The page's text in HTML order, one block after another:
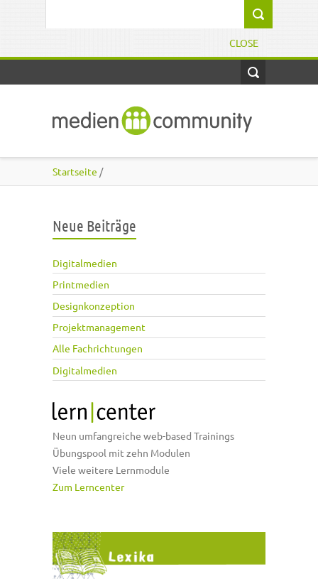
CLOSE
Startseite /
Neue Beiträge
Digitalmedien
Printmedien
Designkonzeption
Projektmanagement
Alle Fachrichtungen
Digitalmedien
Neun umfangreiche web-based Trainings
Übungspool mit zehn Modulen
Viele weitere Lernmodule
Zum Lerncenter